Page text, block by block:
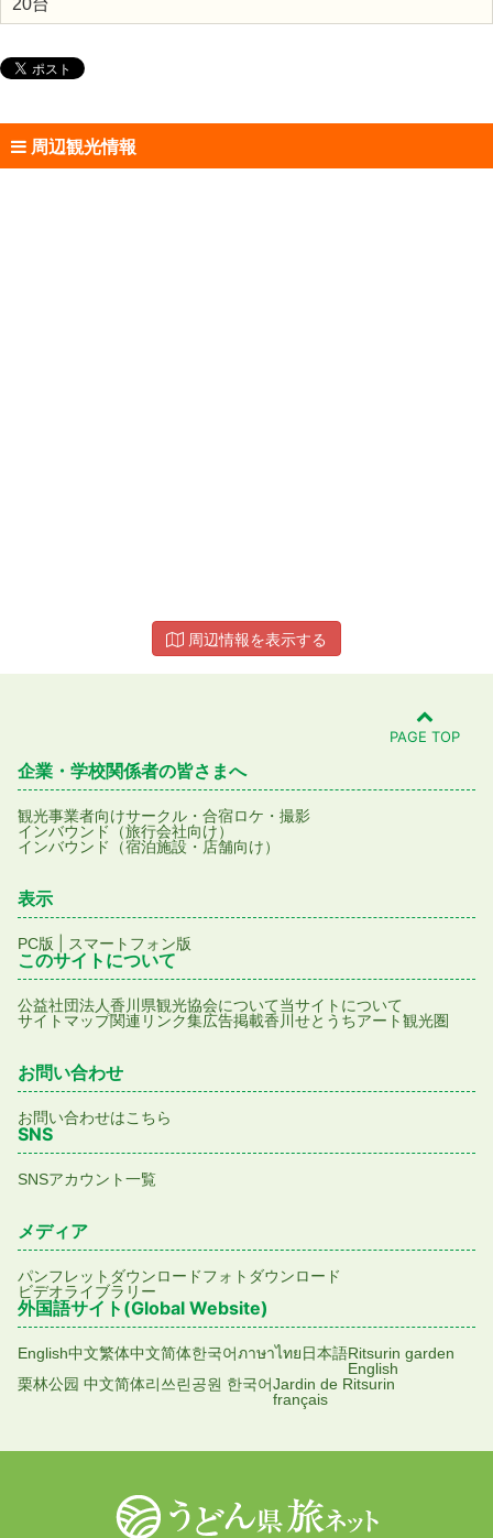
周辺観光情報
周辺情報を表示する
PAGE TOP
企業・学校関係者の皆さまへ
観光事業者向けサークル・合宿ロケ・撮影
インバウンド（旅行会社向け）
インバウンド（宿泊施設・店舗向け）
表示
PC版 スマートフォン版
このサイトについて
公益社団法人香川県観光協会について当サイトについて
サイトマップ関連リンク集広告掲載香川せとうちアート観光圏
お問い合わせ
お問い合わせはこちら
SNS
SNSアカウント一覧
メディア
パンフレットダウンロードフォトダウンロード
ビデオライブラリー
外国語サイト(Global Website)
English中文繁体中文简体한국어ภาษาไทย日本語Ritsurin garden
English
栗林公园 中文简体리쓰린공원 한국어Jardin de Ritsurin
français